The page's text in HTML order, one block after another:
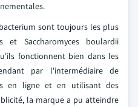
sont toujours les plus
et Saccharomyces boulardii
fonctionnent bien dans les
par l'intermédiaire de
en ligne et en utilisant des
la marque a pu atteindre